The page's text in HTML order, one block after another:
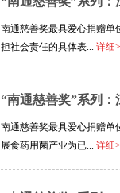
南通慈善奖最具爱心捐赠
担社会责任的具体表... 详细>
“南通慈善奖”系列
南通慈善奖最具爱心捐赠
展食药用菌产业为已... 详细>